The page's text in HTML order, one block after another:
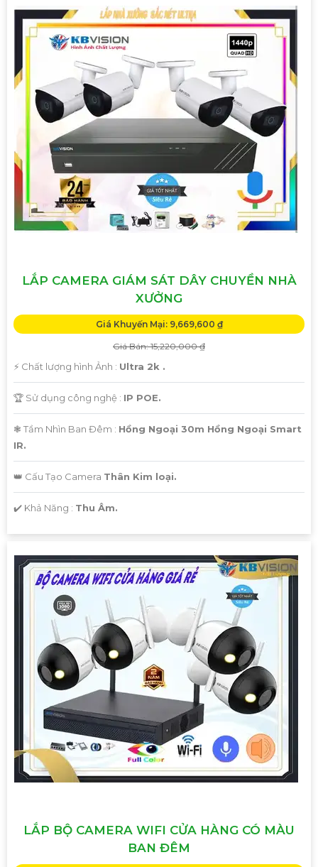
LẮP CAMERA GIÁM SÁT DÂY CHUYỀN NHÀ
XƯỞNG
Giá Khuyến Mại: 9,669,600 ₫
Giá Bán: 15,220,000 ₫
️⚡ Chất lượng hình Ảnh : Ultra 2k .
🏆 Sử dụng công nghệ : IP POE.
❃ Tầm Nhìn Ban Đêm : Hồng Ngoại 30m Hồng Ngoại Smart
IR.
👑 Cấu Tạo Camera Thân Kim loại.
️✔️ Khả Năng : Thu Âm.
LẮP BỘ CAMERA WIFI CỬA HÀNG CÓ MÀU
BAN ĐÊM